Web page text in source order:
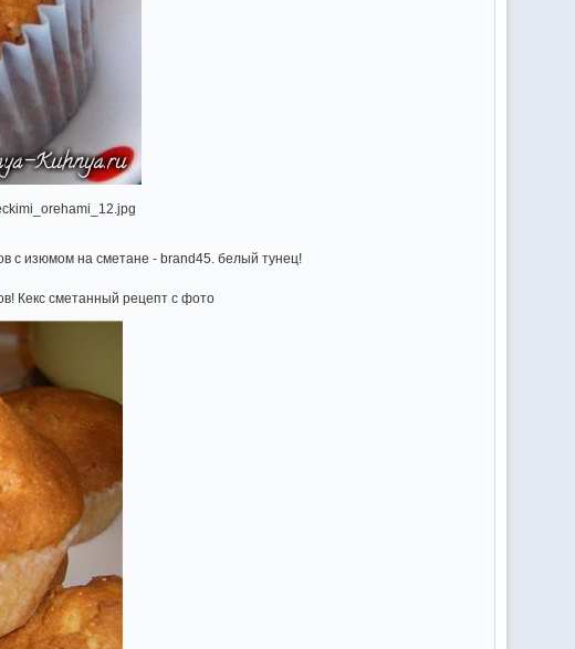
с изюмом на сметане - brand45. белый тунец!
Кекс сметанный рецепт с фото